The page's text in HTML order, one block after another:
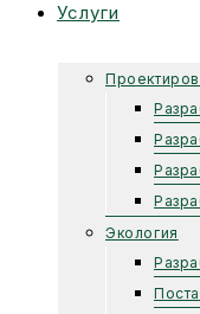
Услуги
Экология